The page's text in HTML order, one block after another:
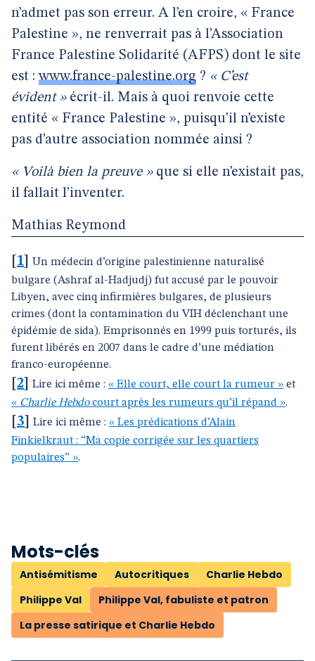
n’admet pas son erreur. A l’en croire, « France
Palestine », ne renverrait pas à l’Association
France Palestine Solidarité (AFPS) dont le site
est :www.france-palestine.org ? « C’est
évident » écrit-il. Mais à quoi renvoie cette
entité « France Palestine », puisqu’il n’existe
pas d’autre association nommée ainsi ?
« Voilà bien la preuve » que si elle n’existait pas,
il fallait l’inventer.
Mathias Reymond
1
Un médecin d’origine palestinienne naturalisé
bulgare (Ashraf al-Hadjudj) fut accusé par le pouvoir
Libyen, avec cinq infirmières bulgares, de plusieurs
crimes (dont la contamination du VIH déclenchant une
épidémie de sida). Emprisonnés en 1999 puis torturés, ils
furent libérés en 2007 dans le cadre d’une médiation
franco-européenne.
2 Lire ici même : « Elle court, elle court la rumeur » et
« Charlie Hebdocourt après les rumeurs qu’il répand ».
3 Lire ici même : « Les prédications d’Alain
Finkielkraut : “Ma copie corrigée sur les quartiers
populaires” ».
Mots-clés
Antisémitisme Autocritiques
Charlie Hebdo
Philippe Val
Philippe Val, fabuliste et patron
La presse satirique et Charlie Hebdo